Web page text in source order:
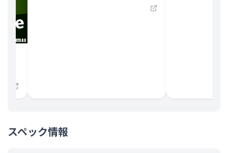
スペック情報